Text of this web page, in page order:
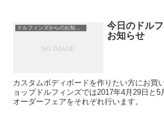
今日のドル
お知らせ
カスタムボディボードを作りたい方にお買
ョップドルフィンズでは2017年4月29日と
オーダーフェアをそれぞれ行います。